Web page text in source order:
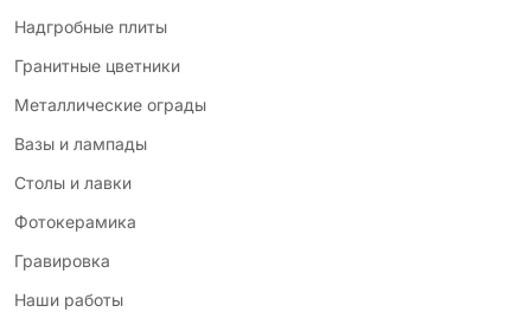
Надгробные плиты
Гранитные цветники
Металлические ограды
Вазы и лампады
Столы и лавки
Фотокерамика
Гравировка
Наши работы